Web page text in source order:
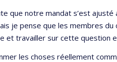
que notre mandat s’est
je pense que les membres du
et travailler sur cette question
les choses réellement